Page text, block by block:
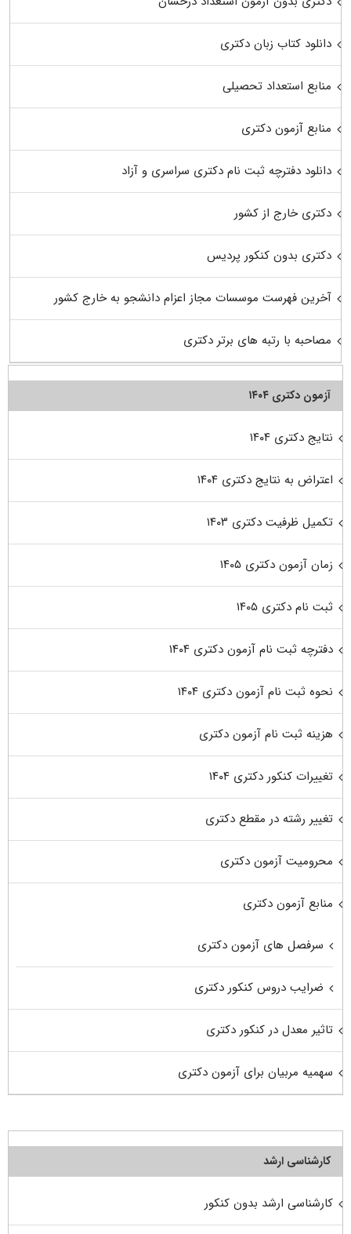
دانلود کتاب زبان دکتری
منابع استعداد تحصیلی
منابع آزمون دکتری
دانلود دفترچه ثبت نام دکتری سراسری و آزاد
دکتری خارج از کشور
دکتری بدون کنکور پردیس
آخرین فهرست موسسات مجاز اعزام دانشجو به خارج کشور
مصاحبه با رتبه های برتر دکتری
آزمون دکتری ۱۴۰۴
نتایج دکتری ۱۴۰۴
اعتراض به نتایج دکتری ۱۴۰۴
تکمیل ظرفیت دکتری ۱۴۰۳
زمان آزمون دکتری ۱۴۰۵
ثبت نام دکتری ۱۴۰۵
دفترچه ثبت نام آزمون دکتری ۱۴۰۴
نحوه ثبت نام آزمون دکتری ۱۴۰۴
هزینه ثبت نام آزمون دکتری
تغییرات کنکور دکتری ۱۴۰۴
تغییر رشته در مقطع دکتری
محرومیت آزمون دکتری
منابع آزمون دکتری
سرفصل های آزمون دکتری
ضرایب دروس کنکور دکتری
تاثیر معدل در کنکور دکتری
سهمیه مربیان برای آزمون دکتری
کارشناسی ارشد
کارشناسی ارشد بدون کنکور